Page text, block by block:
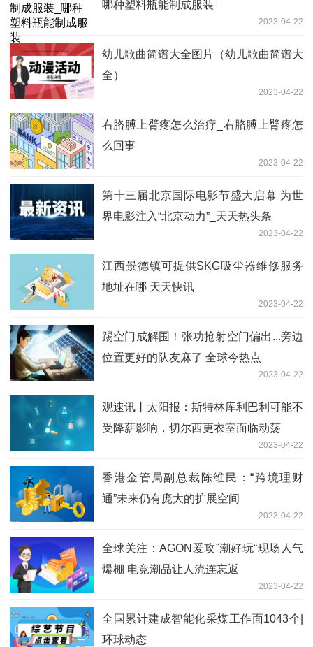
哪种塑料瓶能制成服装
2023-04-22
幼儿歌曲简谱大全图片（幼儿歌曲简谱大
全）
2023-04-22
右胳膊上臂疼怎么治疗_右胳膊上臂疼怎
么回事
2023-04-22
第十三届北京国际电影节盛大启幕 为世
界电影注入“北京动力”_天天热头条
2023-04-22
江西景德镇可提供SKG吸尘器维修服务
地址在哪 天天快讯
2023-04-22
踢空门成解围！张功抢射空门偏出...旁边
位置更好的队友麻了 全球今热点
2023-04-22
观速讯丨太阳报：斯特林库利巴利可能不
受降薪影响，切尔西更衣室面临动荡
2023-04-22
香港金管局副总裁陈维民：“跨境理财
通”未来仍有庞大的扩展空间
2023-04-22
全球关注：AGON爱攻”潮好玩“现场人气
爆棚 电竞潮品让人流连忘返
2023-04-22
全国累计建成智能化采煤工作面1043个|
环球动态